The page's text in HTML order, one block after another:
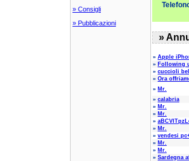
» Consigli
» Pubblicazioni
»
» Apple
» Following
» cuccioli
» Ora
» Mr.
» calabria
» Mr.
» Mr.
»
» Mr.
» vendesi
» Mr.
» Mr.
» Sardegna